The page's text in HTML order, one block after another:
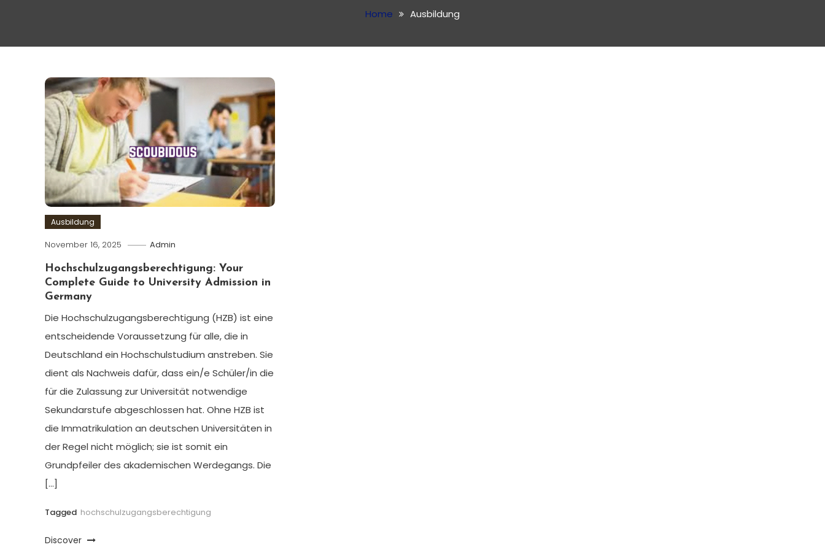
Home Ausbildung
Ausbildung
November 16, 2025 Admin
Hochschulzugangsberechtigung: Your
Complete Guide to University Admission in
Germany
Die Hochschulzugangsberechtigung (HZB) ist eine
entscheidende Voraussetzung für alle, die in
Deutschland ein Hochschulstudium anstreben. Sie
dient als Nachweis dafür, dass ein/e Schüler/in die
für die Zulassung zur Universität notwendige
Sekundarstufe abgeschlossen hat. Ohne HZB ist
die Immatrikulation an deutschen Universitäten in
der Regel nicht möglich; sie ist somit ein
Grundpfeiler des akademischen Werdegangs. Die
[…]
Tagged hochschulzugangsberechtigung
Discover